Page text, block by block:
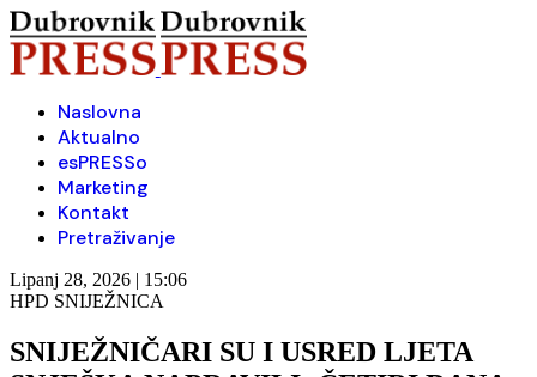
Naslovna
Aktualno
esPRESSo
Marketing
Kontakt
Pretraživanje
Lipanj 28, 2026 | 15:06
HPD SNIJEŽNICA
SNIJEŽNIČARI SU I USRED LJETA